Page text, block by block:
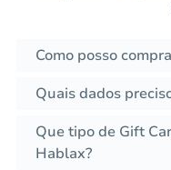
Como posso
Quais dados
Que tipo de Gift
Hablax?